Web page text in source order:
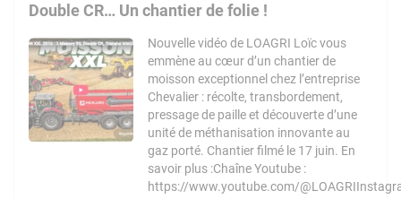
Double CR… Un chantier de folie !
Nouvelle vidéo de LOAGRI Loïc vous
emmène au cœur d’un chantier de
moisson exceptionnel chez l’entreprise
Chevalier : récolte, transbordement,
pressage de paille et découverte d’une
unité de méthanisation innovante au
gaz porté. Chantier filmé le 17 juin. En
savoir plus :Chaîne Youtube :
https://www.youtube.com/